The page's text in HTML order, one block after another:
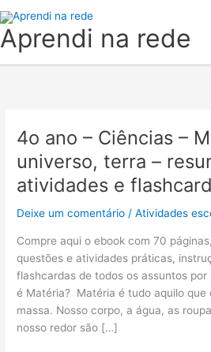
para
oAprendi na rede
4o ano – Ciências –
universo, terra –
atividades e
Deixe um comentário /Atividades
Compre aqui o ebook com 70
questões e atividades práticas,
flashcardas de todos os assuntos
é Matéria? Matéria é tudo aquilo que
massa. Nosso corpo, a água, as
nosso redor são […]
4o
–
Ciências
Materiais,
universo,
terra
–
resumo,
questões,
atividades